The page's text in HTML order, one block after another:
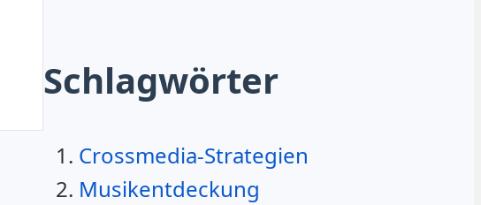
Schlagwörter
Crossmedia-Strategien
Musikentdeckung